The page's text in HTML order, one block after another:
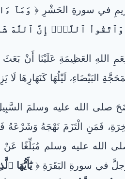
في سورةِ الحَشْرِ ﴿ وَمَآ
ٱللَّهَۖ إِنَّ ٱللَّهَ
اللهِ العَظِيمَةِ عَلَيْنَا أَنْ
البَيْضَاءِ، لَيْلُهَا كَنَهَارِهَا لَا
صلى الله عليه وسلمَ
فَمَنِ الْتَزَمَ نَهْجَهُ
الله عليه وسلم مُبَلِّغًا
في سورةِ البَقَرَةِ ﴿يَٰٓأَيُّهَا